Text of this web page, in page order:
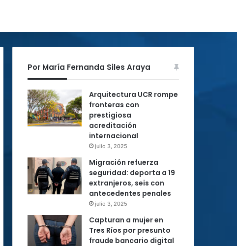
Por María Fernanda Siles Araya
Arquitectura UCR rompe
fronteras con
prestigiosa
acreditación
internacional
julio 3, 2025
Migración refuerza
seguridad: deporta a 19
extranjeros, seis con
antecedentes penales
julio 3, 2025
Capturan a mujer en
Tres Ríos por presunto
fraude bancario digital